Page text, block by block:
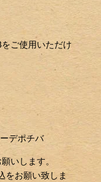
ご使用いただけ
デポチバ
いします。
をお願い致しま